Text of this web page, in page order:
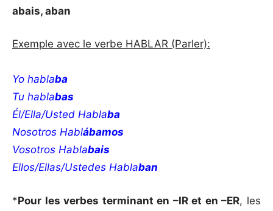
abais, aban
Exemple avec le verbe HABLAR (Parler):
Yo hablaba
Tu hablabas
Él/Ella/Usted Hablaba
Nosotros Hablábamos
Vosotros Hablabais
Ellos/Ellas/Ustedes Hablaban
*Pour les verbes terminant en –IR et en –ER, les